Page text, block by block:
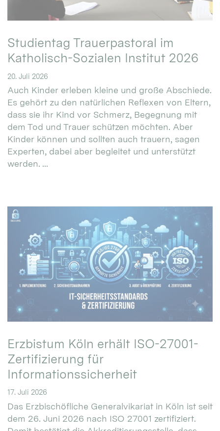
Studientag Trauerpastoral im
Katholisch-Sozialen Institut 2026
20. Juli 2026
Auch Kinder erleben kleine und große Abschiede.
Es gehört zu den natürlichen Reflexen von Eltern,
dass sie ihr Kind vor Schmerz, Begegnung mit
dem Tod und Trauer schützen möchten. Aber
Kinder können und sollten auch trauern, sagen
Experten, dabei aber begleitet und unterstützt
werden. ...
Erzbistum Köln erhält ISO-27001-
Zertifizierung für
Informationssicherheit
17. Juli 2026
Das Erzbischöfliche Generalvikariat in Köln ist seit
dem 26. Juni 2026 nach ISO 27001 zertifiziert.